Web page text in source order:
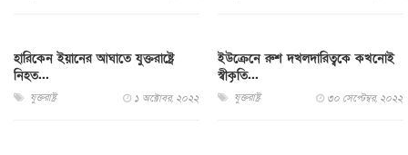
হারিকেন ইয়ানের আঘাতে যুক্তরাষ্ট্রে
নিহত...
যুক্তরাষ্ট্র ১ অক্টোবর, ২০২২
ইউক্রেনে রুশ দখলদারিত্বকে কখনোই
স্বীকৃতি...
যুক্তরাষ্ট্র ৩০ সেপ্টেম্বর, ২০২২